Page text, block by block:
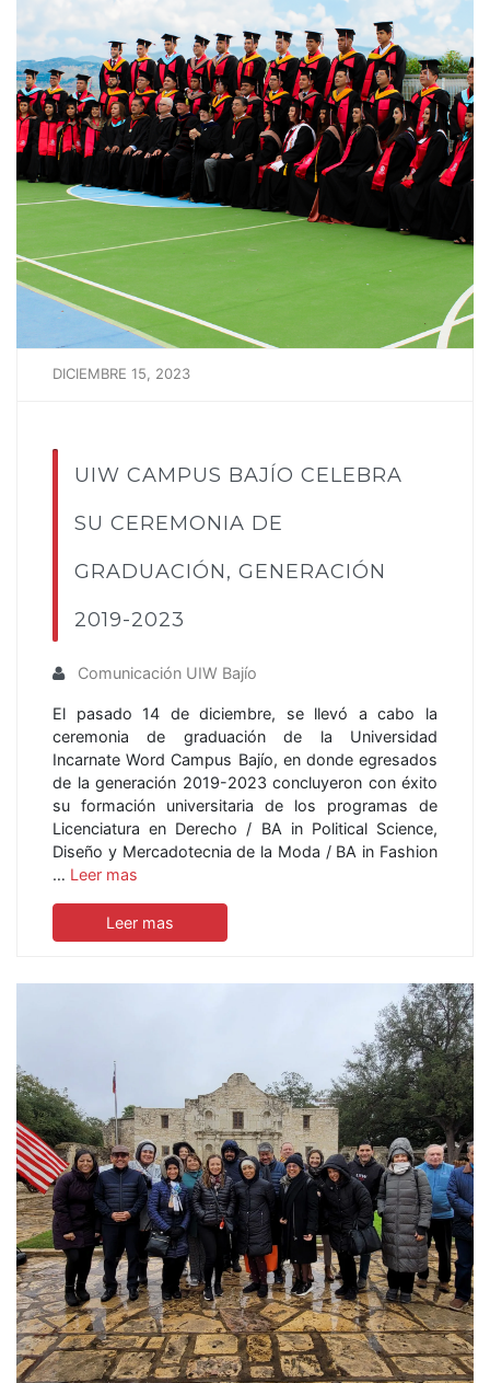
DICIEMBRE 15, 2023
UIW CAMPUS BAJÍO CELEBRA
SU CEREMONIA DE
GRADUACIÓN, GENERACIÓN
2019-2023
Comunicación UIW Bajío
El pasado 14 de diciembre, se llevó a cabo la
ceremonia de graduación de la Universidad
Incarnate Word Campus Bajío, en donde egresados
de la generación 2019-2023 concluyeron con éxito
su formación universitaria de los programas de
Licenciatura en Derecho / BA in Political Science,
Diseño y Mercadotecnia de la Moda / BA in Fashion
… Leer mas
Leer mas